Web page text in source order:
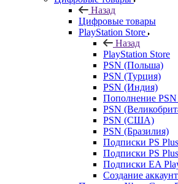
Назад
Цифровые товары
PlayStation Store
Назад
PlayStation Store
PSN (Польша)
PSN (Турция)
PSN (Индия)
Пополнение
PSN
PSN (США)
PSN (Бразилия)
Подписки PS
Подписки PS
Подписки EA
Создание